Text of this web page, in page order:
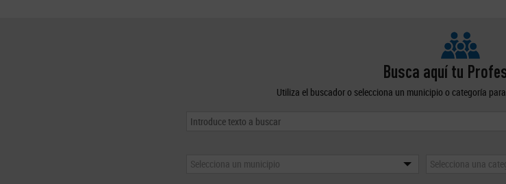
Busca aquí tu
Utiliza el buscador o selecciona un municipio o categoría
Selecciona un municipio
Selecciona una